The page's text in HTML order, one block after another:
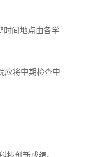
时间地点由各学
应将中期检查中
创新成绩。